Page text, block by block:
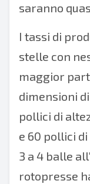
saranno
I tassi di
stelle con
maggior
dimensioni
pollici di
e 60 pollici
3 a 4 balle
rotopresse